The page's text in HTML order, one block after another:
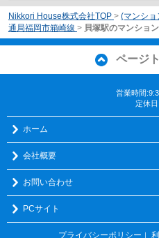
Nikkori House株式会社TOP > (マンシ
通局福岡市箱崎線 > 貝塚駅のマンショ
ページ
営業時間
定休日
ホーム
会社概要
お問い合わせ
PCサイト
プライバシーポリシー ｜